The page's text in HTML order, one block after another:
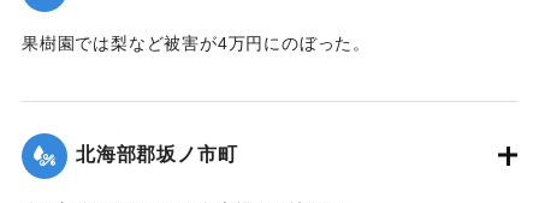
果樹園では梨など被害が4万円にのぼった。
｜固有コード: 00474073
北海部郡坂ノ市町